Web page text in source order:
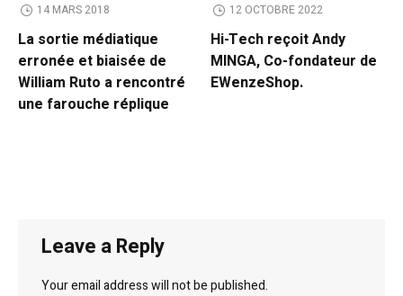
14 MARS 2018
La sortie médiatique
erronée et biaisée de
William Ruto a rencontré
une farouche réplique
12 OCTOBRE 2022
Hi-Tech reçoit Andy
MINGA, Co-fondateur de
EWenzeShop.
Leave a Reply
Your email address will not be published.